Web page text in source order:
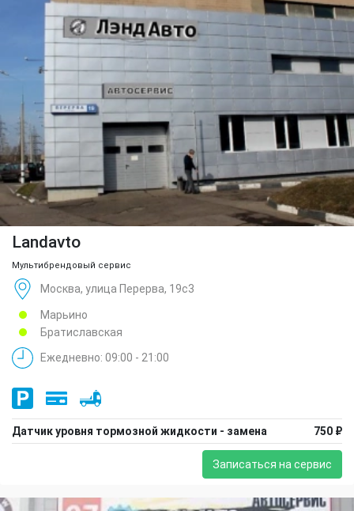
Landavto
Мультибрендовый сервис
Москва, улица Перерва, 19с3
Марьино
Братиславская
Ежедневно: 09:00 - 21:00
Датчик уровня тормозной жидкости - замена 750 ₽
Записаться на сервис